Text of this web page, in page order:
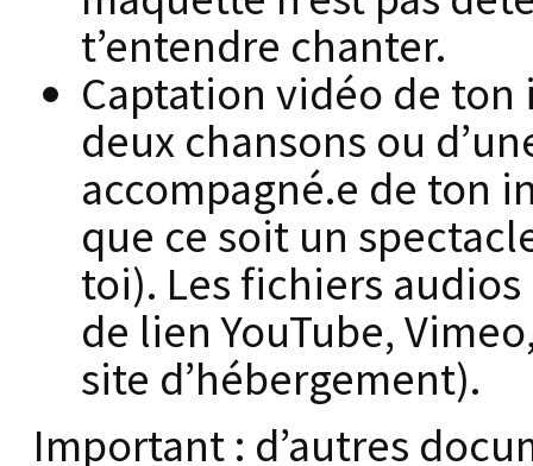
t’entendre chanter.
Captation vidéo de ton
deux chansons ou
accompagné.e de ton
que ce soit un
toi). Les fichiers
de lien YouTube,
site d’hébergement).
Important : d’autres